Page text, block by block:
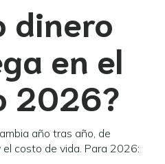
dinero
en el
2026?
año tras año, de
costo de vida. Para 2026: